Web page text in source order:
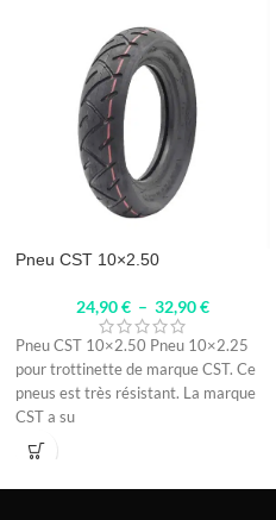
Pneu CST 10×2.50
24,90€ – 32,90€
Pneu CST 10×2.50 Pneu 10×2.25
pour trottinette de marque CST. Ce
pneus est très résistant. La marque
CST a su